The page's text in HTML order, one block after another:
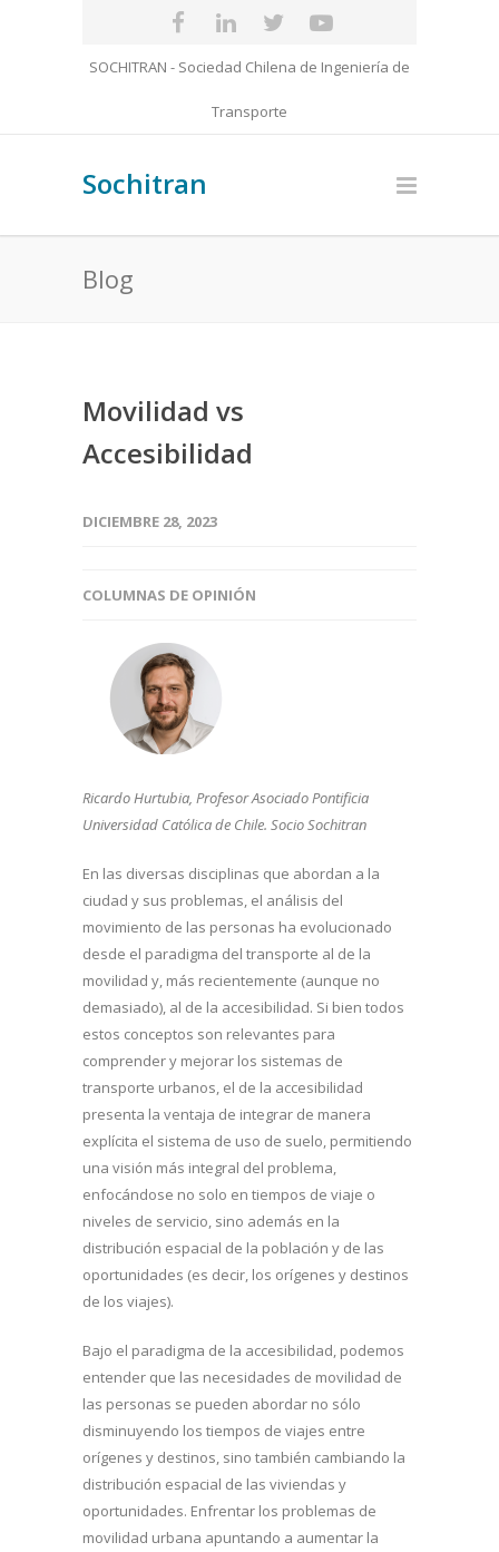
SOCHITRAN - Sociedad Chilena de Ingeniería de
Transporte
Sochitran
Blog
Movilidad vs
Accesibilidad
DICIEMBRE 28, 2023
COLUMNAS DE OPINIÓN
Ricardo Hurtubia, Profesor Asociado Pontificia
Universidad Católica de Chile. Socio Sochitran
En las diversas disciplinas que abordan a la
ciudad y sus problemas, el análisis del
movimiento de las personas ha evolucionado
desde el paradigma del transporte al de la
movilidad y, más recientemente (aunque no
demasiado), al de la accesibilidad. Si bien todos
estos conceptos son relevantes para
comprender y mejorar los sistemas de
transporte urbanos, el de la accesibilidad
presenta la ventaja de integrar de manera
explícita el sistema de uso de suelo, permitiendo
una visión más integral del problema,
enfocándose no solo en tiempos de viaje o
niveles de servicio, sino además en la
distribución espacial de la población y de las
oportunidades (es decir, los orígenes y destinos
de los viajes).
Bajo el paradigma de la accesibilidad, podemos
entender que las necesidades de movilidad de
las personas se pueden abordar no sólo
disminuyendo los tiempos de viajes entre
orígenes y destinos, sino también cambiando la
distribución espacial de las viviendas y
oportunidades. Enfrentar los problemas de
movilidad urbana apuntando a aumentar la